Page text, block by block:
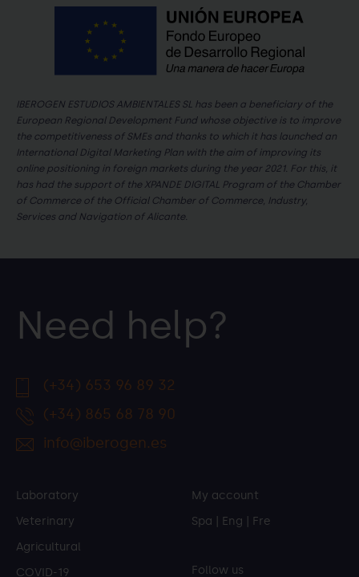
IBEROGEN ESTUDIOS AMBIENTALES SL has been a beneficiary of the
European Regional Development Fund whose objective is to improve
the competitiveness of SMEs and thanks to which it has launched an
International Digital Marketing Plan with the aim of improving its
online positioning in foreign markets during the year 2021. For this, it
has had the support of the XPANDE DIGITAL Program of the Chamber
of Commerce of the Official Chamber of Commerce, Industry,
Services and Navigation of Alicante.
Need help?
(+34) 653 96 89 32
(+34) 865 68 78 90
info@iberogen.es
Laboratory
Veterinary
Agricultural
COVID-19
My account
Spa
Eng Fre
Follow us